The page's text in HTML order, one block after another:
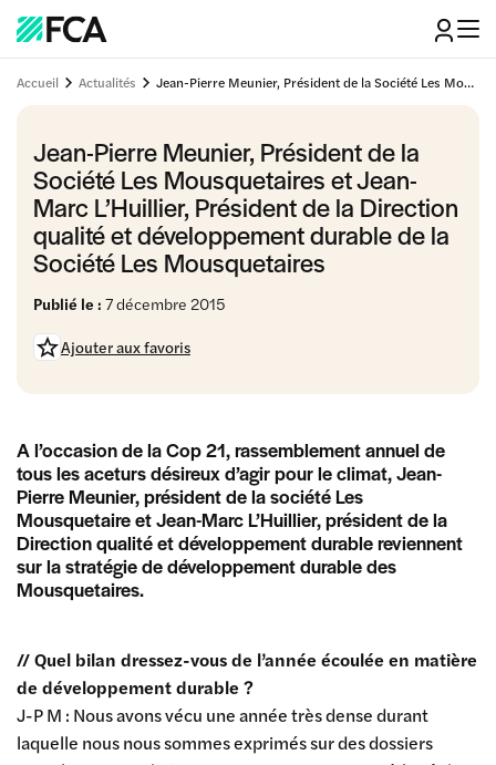
Accueil Actualités Jean-Pierre Meunier, Président de la Société Les Mousquetaires et Jean-Marc L’Huillier, Président de la Direction qualité et développement durable de la Société Les Mousquetaires
Jean-Pierre Meunier, Président de la
Société Les Mousquetaires et Jean-
Marc L’Huillier, Président de la Direction
qualité et développement durable de la
Société Les Mousquetaires
Publié le : 7 décembre 2015
Ajouter aux favoris
A l’occasion de la Cop 21, rassemblement annuel de
tous les aceturs désireux d’agir pour le climat, Jean-
Pierre Meunier, président de la société Les
Mousquetaire et Jean-Marc L’Huillier, président de la
Direction qualité et développement durable reviennent
sur la stratégie de développement durable des
Mousquetaires.
// Quel bilan dressez-vous de l’année écoulée en matière
de développement durable ?
J-P M : Nous avons vécu une année très dense durant
laquelle nous nous sommes exprimés sur des dossiers